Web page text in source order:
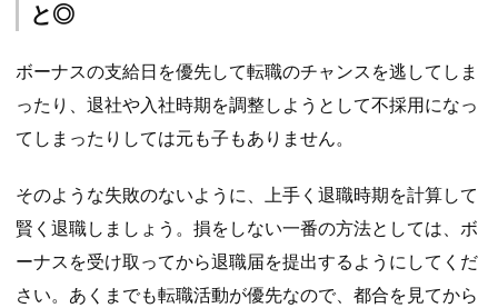
と◎
ボーナスの支給日を優先して転職のチャンスを逃してしま
ったり、退社や入社時期を調整しようとして不採用になっ
てしまったりしては元も子もありません。
そのような失敗のないように、上手く退職時期を計算して
賢く退職しましょう。損をしない一番の方法としては、ボ
ーナスを受け取ってから退職届を提出するようにしてくだ
さい。あくまでも転職活動が優先なので、都合を見てから